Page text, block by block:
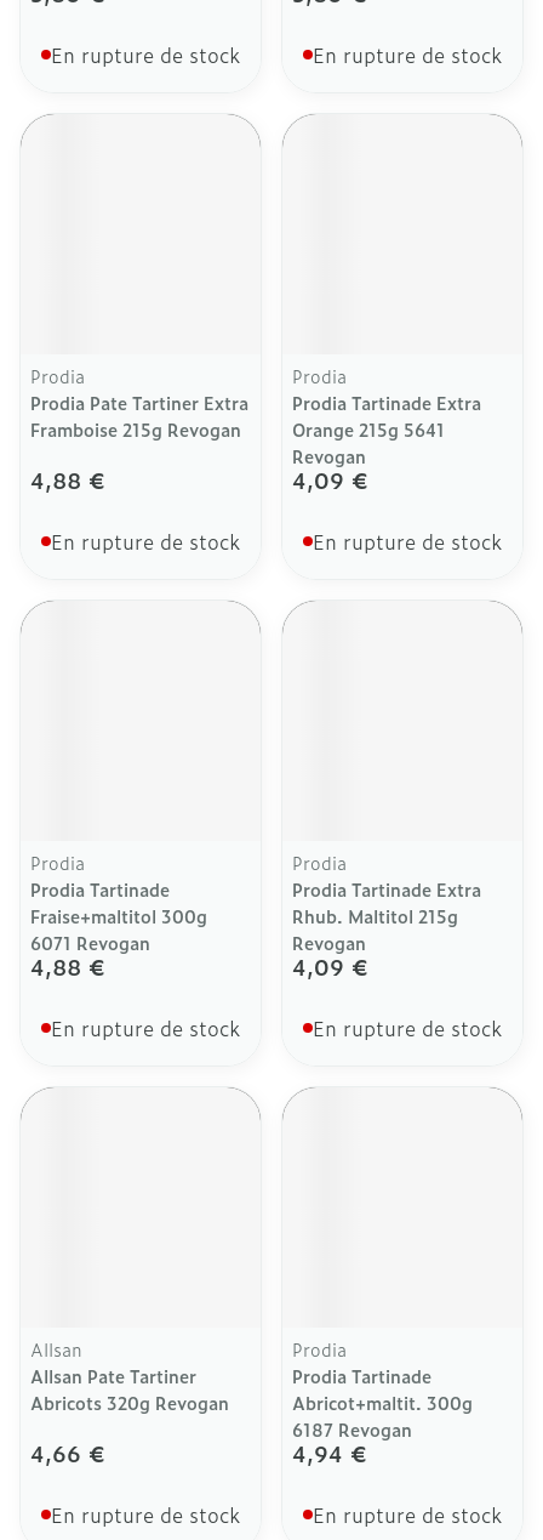
En rupture de stock En rupture de stock
Prodia
Prodia Pate Tartiner Extra
Framboise 215g Revogan
4,88 €
En rupture de stock
Prodia
Prodia Tartinade Extra
Orange 215g 5641
Revogan
4,09 €
En rupture de stock
Prodia
Prodia Tartinade
Fraise+maltitol 300g
6071 Revogan
4,88 €
En rupture de stock
Prodia
Prodia Tartinade Extra
Rhub. Maltitol 215g
Revogan
4,09 €
En rupture de stock
Allsan
Allsan Pate Tartiner
Abricots 320g Revogan
4,66 €
En rupture de stock
Prodia
Prodia Tartinade
Abricot+maltit. 300g
6187 Revogan
4,94 €
En rupture de stock